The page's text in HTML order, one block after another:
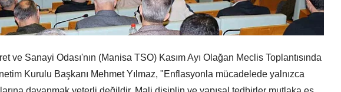
ve Sanayi Odası'nın (Manisa TSO) Kasım Ayı Olağan Meclis Toplantısında
Kurulu Başkanı Mehmet Yılmaz, "Enflasyonla mücadelede yalnızca